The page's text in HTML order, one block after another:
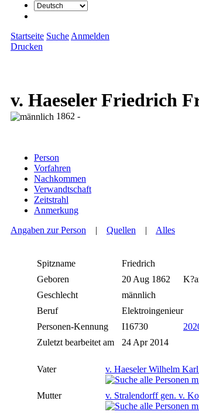
Startseite Suche Anmelden
Drucken
v. Haeseler Friedrich
1862 -
Person
Vorfahren
Nachkommen
Verwandtschaft
Zeitstrahl
Anmerkung
Angaben zur Person | Quellen | Alles
Spitzname
Friedrich
Geboren
20 Aug 1862
Geschlecht
männlich
Beruf
Elektroingenieur
Personen-Kennung
I16730
Zuletzt bearbeitet am
24 Apr 2014
Vater v. Haeseler Wilhelm
Mutter v. Stralendorff gen. v.